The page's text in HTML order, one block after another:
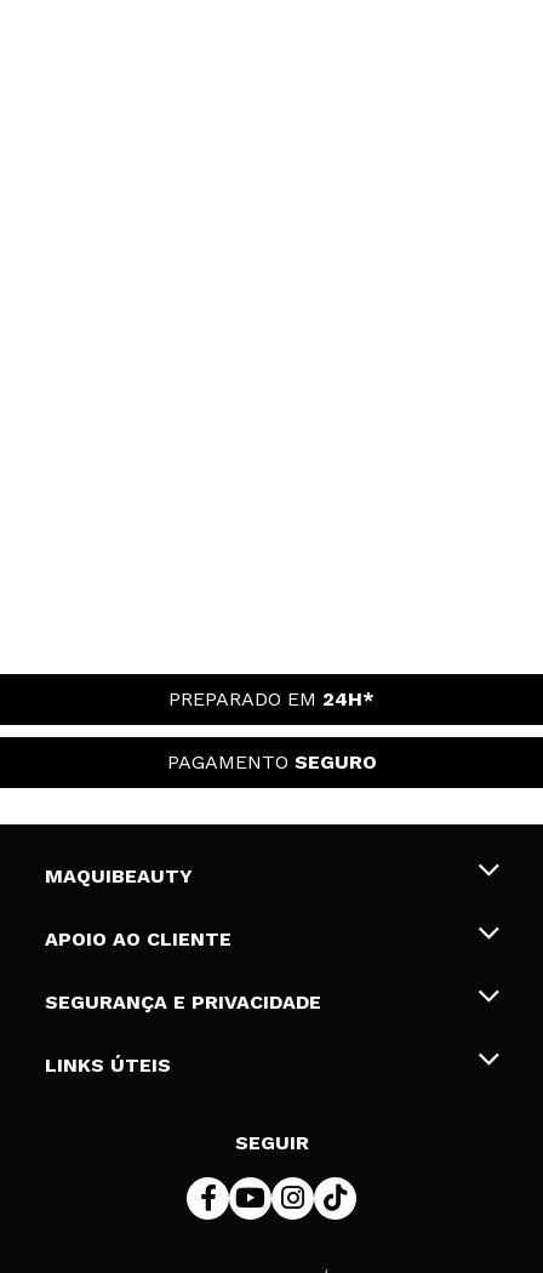
PREPARADO EM 24H*
PAGAMENTO SEGURO
MAQUIBEAUTY
Sobre nós
Gift Cards
APOIO AO CLIENTE
Envios e Devoluções
Formas de pagamento
SEGURANÇA E PRIVACIDADE
Termos e Privacidade
LINKS ÚTEIS
SEGUIR